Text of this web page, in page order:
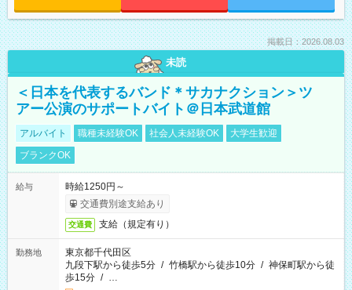
掲載日：2026.08.03
未読
＜日本を代表するバンド＊サカナクション＞ツ
アー公演のサポートバイト＠日本武道館
アルバイト 職種未経験OK 社会人未経験OK
大学生歓迎
ブランクOK
給与
時給1250円～
交通費別途支給あり
交通費 支給（規定有り）
勤務地
東京都千代田区
九段下駅から徒歩5分 / 竹橋駅から徒歩10分 / 神保町駅から徒
歩15分 / …